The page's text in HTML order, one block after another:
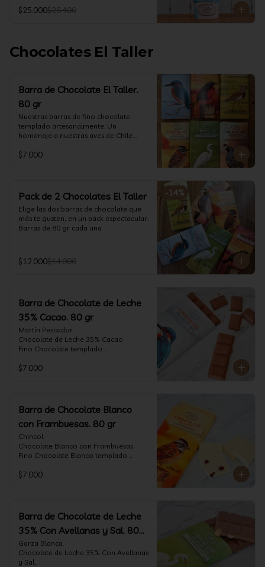
Info Nutricional
$25.000$26.400
Chocolates El Taller
Barra de Chocolate El Taller.
80 gr
Nuestras barras de fino chocolate
templado artesanalmente. Un
homenaje a nuestras aves de Chile.
$7.000
-14%
Pack de 2 Chocolates El Taller
Elige las dos barras de chocolate que
más te gusten, en un pack espectacular.
Barras de 80 gr cada una.
$12.000$14.000
Barra de Chocolate de Leche
35% Cacao. 80 gr
Martín Pescador.
Chocolate de Leche 35% Cacao
Fino Chocolate templado
leche, notas de caramelo, especias y
$7.000
Barra de Chocolate Blanco
con Frambuesas. 80 gr
Chincol.
Chocolate Blanco con Frambuesas
Fino Chocolate Blanco templado
frambuesas deshidratadas, con un perfil
Formato: tableta 80 gramos.
$7.000
Barra de Chocolate de Leche
35% Con Avellanas y Sal. 80
gr
Garza Blanca.
Chocolate de Leche 35% Con Avellanas
y Sal